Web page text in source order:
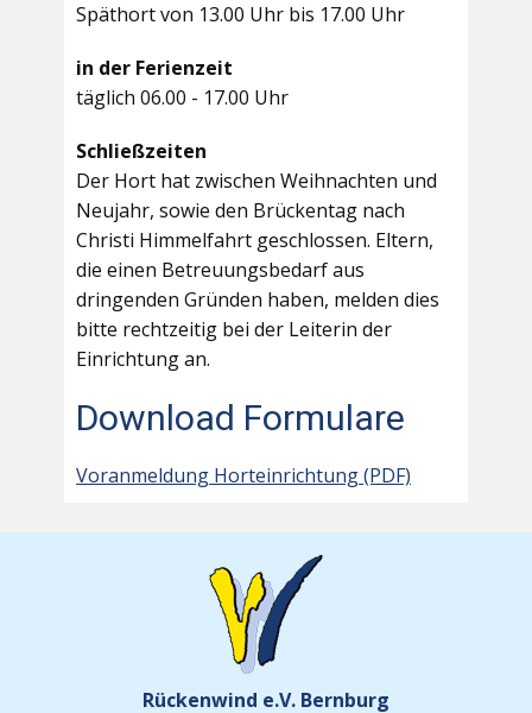
Späthort von 13.00 Uhr bis 17.00 Uhr
in der Ferienzeit
täglich 06.00 - 17.00 Uhr
Schließzeiten
Der Hort hat zwischen Weihnachten und
Neujahr, sowie den Brückentag nach
Christi Himmelfahrt geschlossen. Eltern,
die einen Betreuungsbedarf aus
dringenden Gründen haben, melden dies
bitte rechtzeitig bei der Leiterin der
Einrichtung an.
Download Formulare
Voranmeldung Horteinrichtung (PDF)
Rückenwind e.V. Bernburg